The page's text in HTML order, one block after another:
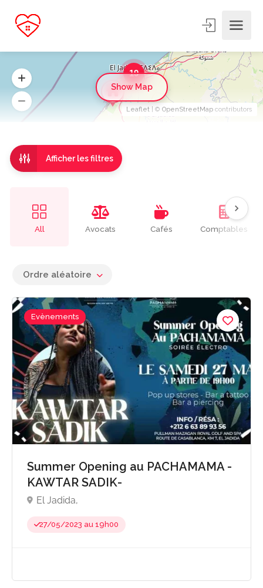
Afficher les filtres
All Avocats Cafés Comptables
Ordre aléatoire
Evènements
Summer Opening au PACHAMAMA -
KAWTAR SADIK-
El Jadida,
27/05/2023 au 19h00
19
Leaflet | © OpenStreetMap contributors
Show Map